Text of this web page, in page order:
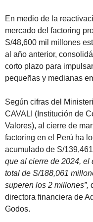
En medio de la
mercado del factoring
S/48,600 mil millones
al año anterior,
corto plazo para
pequeñas y medianas
Según cifras del
CAVALI (Institución de
Valores), al cierre de
factoring en el Perú ha
acumulado de S/
que al cierre de 2024,
total de S/188,061
superen los 2 millones”,
directora financiera de
Godos.